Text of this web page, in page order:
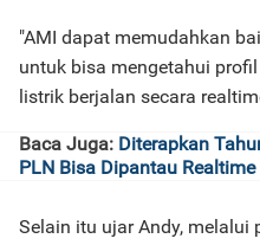
"AMI dapat memudahkan
untuk bisa mengetahui
listrik berjalan secara
Baca Juga: Diterapkan
PLN Bisa Dipantau Realtime
Selain itu ujar Andy, melalui